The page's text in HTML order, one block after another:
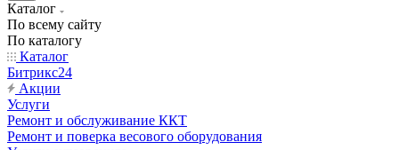
Каталог
По всему сайту
По каталогу
Каталог
Битрикс24
Акции
Услуги
Ремонт и обслуживание ККТ
Ремонт и поверка весового оборудования